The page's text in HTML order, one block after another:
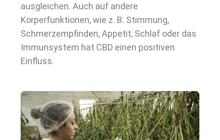
ausgleichen. Auch auf andere
Körperfunktionen, wie z. B. Stimmung,
Schmerzempfinden, Appetit, Schlaf oder das
Immunsystem hat CBD einen positiven
Einfluss.